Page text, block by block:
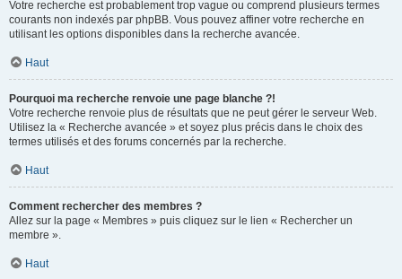
Votre recherche est probablement trop vague ou comprend plusieurs termes
courants non indexés par phpBB. Vous pouvez affiner votre recherche en
utilisant les options disponibles dans la recherche avancée.
Haut
Pourquoi ma recherche renvoie une page blanche ?!
Votre recherche renvoie plus de résultats que ne peut gérer le serveur Web.
Utilisez la « Recherche avancée » et soyez plus précis dans le choix des
termes utilisés et des forums concernés par la recherche.
Haut
Comment rechercher des membres ?
Allez sur la page « Membres » puis cliquez sur le lien « Rechercher un
membre ».
Haut